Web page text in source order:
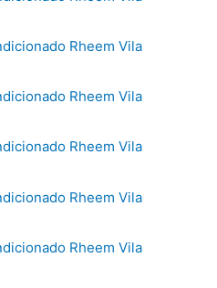
Rheem Vila
Rheem Vila
Rheem Vila
Rheem Vila
Rheem Vila